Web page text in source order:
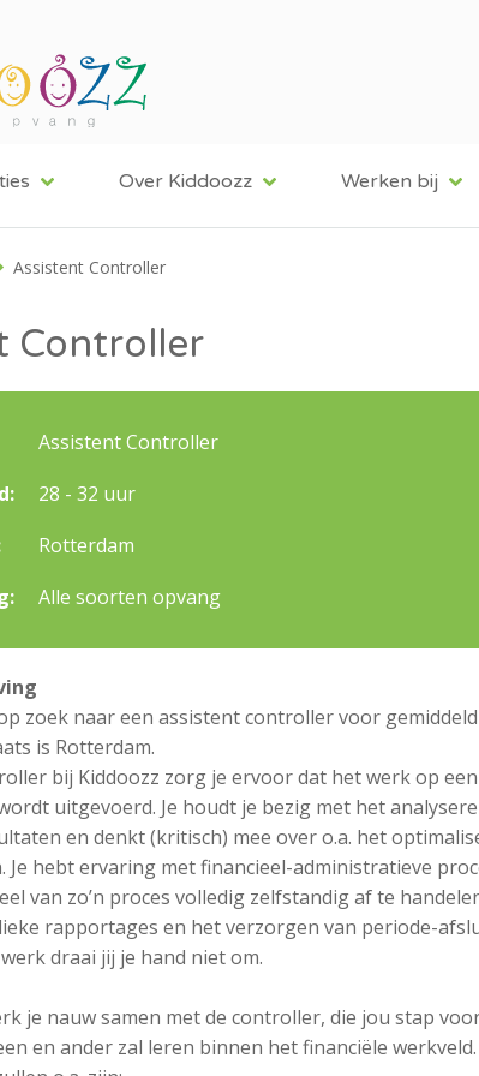
Over Kiddoozz Werken bij
Assistent Controller
Controller
Assistent Controller
28 - 32 uur
Rotterdam
Alle soorten opvang
zoek naar een assistent controller voor
is Rotterdam.
bij Kiddoozz zorg je ervoor dat het werk op
uitgevoerd. Je houdt je bezig met het
en denkt (kritisch) mee over o.a. het
Je hebt ervaring met financieel-administratieve
van zo’n proces volledig zelfstandig af te
rapportages en het verzorgen van periode-
draai jij je hand niet om.
je nauw samen met de controller, die jou stap
en ander zal leren binnen het financiële werkveld.